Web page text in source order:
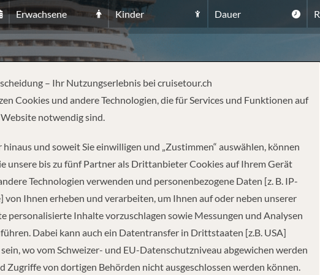
Erwachsene Kinder Dauer
(ROM)
REISEINFORMATIONEN
Abfahrt
04.09.2026
– Ihr Nutzungserlebnis bei cruisetour.ch
Cookies und andere Technologien, die für Services und Funktionen auf
notwendig sind.
hinaus und soweit Sie einwilligen und „Zustimmen“ auswählen, können
unsere bis zu fünf Partner als Drittanbieter Cookies auf Ihrem Gerät
Technologien verwenden und personenbezogene Daten [z. B. IP-
von Ihnen erheben und verarbeiten, um Ihnen auf oder neben unserer
personalisierte Inhalte vorzuschlagen sowie Messungen und Analysen
Dabei kann auch ein Datentransfer in Drittstaaten [z.B. USA]
wo vom Schweizer- und EU-Datenschutzniveau abgewichen werden
Zugriffe von dortigen Behörden nicht ausgeschlossen werden können.